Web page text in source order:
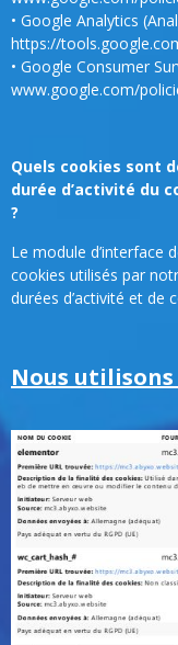
• Google Analytics
https://
• Google Consumer
www.google.com/
Quels cookies sont
durée d’activité du
?
Le module d’interface
cookies utilisés par
durées d’activité et de
Nous